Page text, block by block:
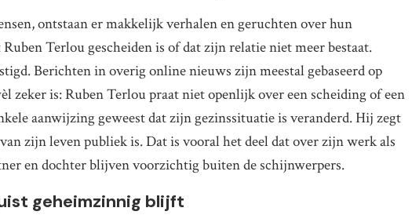
ontstaan er makkelijk verhalen en geruchten over hun
Terlou gescheiden is of dat zijn relatie niet meer bestaat.
Berichten in overig online nieuws zijn meestal gebaseerd op
zeker is: Ruben Terlou praat niet openlijk over een scheiding of een
aanwijzing geweest dat zijn gezinssituatie is veranderd. Hij zegt
zijn leven publiek is. Dat is vooral het deel dat over zijn werk als
en dochter blijven voorzichtig buiten de schijnwerpers.
geheimzinnig blijft